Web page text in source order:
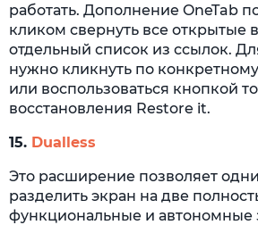
работать. Дополнение OneTab
кликом свернуть все открытые
отдельный список из ссылок.
нужно кликнуть по
или воспользоваться кнопкой
восстановления Restore it.
15. Dualless
Это расширение позволяет
разделить экран на две
функциональные и автономные